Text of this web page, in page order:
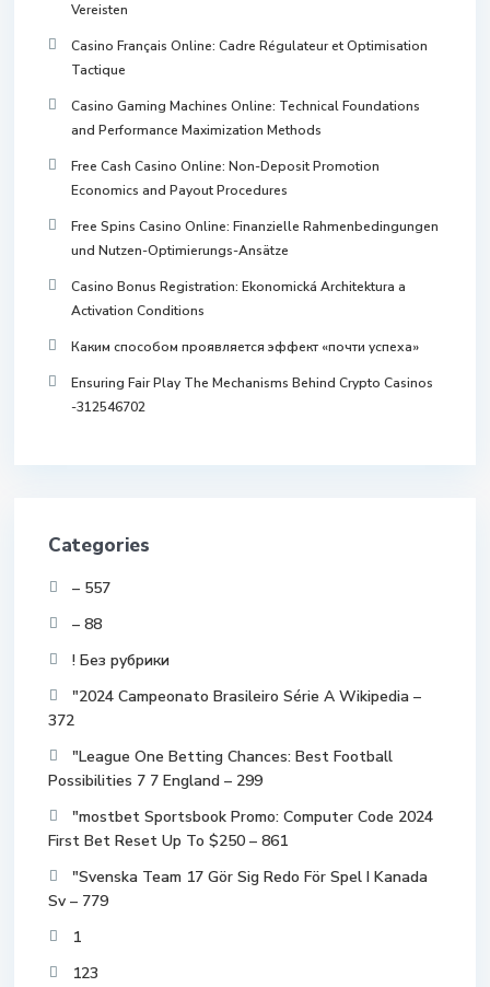
Vereisten
Casino Français Online: Cadre Régulateur et Optimisation
Tactique
Casino Gaming Machines Online: Technical Foundations
and Performance Maximization Methods
Free Cash Casino Online: Non-Deposit Promotion
Economics and Payout Procedures
Free Spins Casino Online: Finanzielle Rahmenbedingungen
und Nutzen-Optimierungs-Ansätze
Casino Bonus Registration: Ekonomická Architektura a
Activation Conditions
Каким способом проявляется эффект «почти успеха»
Ensuring Fair Play The Mechanisms Behind Crypto Casinos
-312546702
Categories
– 557
– 88
! Без рубрики
"2024 Campeonato Brasileiro Série A Wikipedia –
372
"League One Betting Chances: Best Football
Possibilities 7 7 England – 299
"mostbet Sportsbook Promo: Computer Code 2024
First Bet Reset Up To $250 – 861
"Svenska Team 17 Gör Sig Redo För Spel I Kanada
Sv – 779
1
123